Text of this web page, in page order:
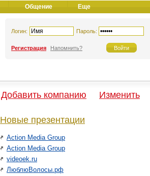
Общение Еще
Логин: Пароль:
Регистрация Напомнить?
Добавить компанию Изменить
Новые презентации
Action Media Group
Action Media Group
videoek.ru
ЛюблюВолосы.рф